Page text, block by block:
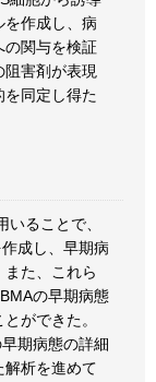
を作成し、病
の関与を検証
害剤が表現
同定し得た
ることで、
成し、早期病
た、これら
の早期病態
ができた。
期病態の詳細
解析を進めて